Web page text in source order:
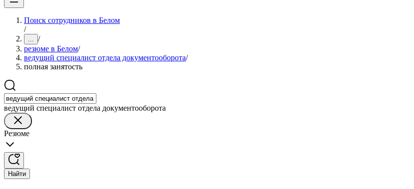
Поиск сотрудников в Белом
/
... /
резюме в Белом/
ведущий специалист отдела документооборота/
полная занятость
ведущий специалист отдела документооборота
Резюме
Найти